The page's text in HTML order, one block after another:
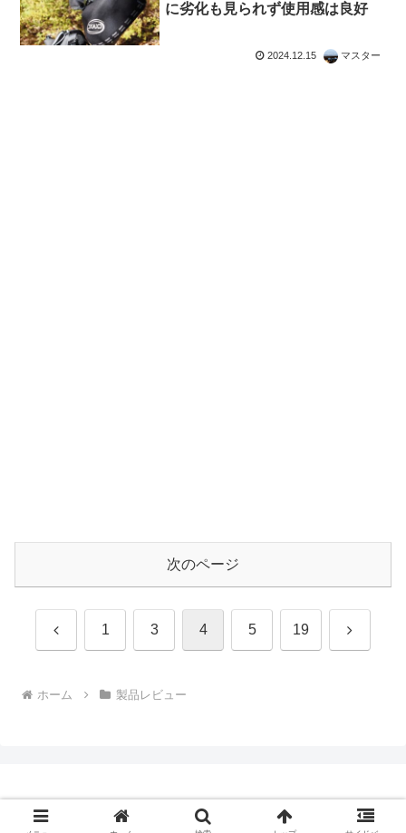
に劣化も見られず使用感は良好
2024.12.15 マスター
次のページ
前 1 3 4 5 19 次
ホーム 製品レビュー
Copyright © 2009-2026 CBN Blog All Rights Reserved.